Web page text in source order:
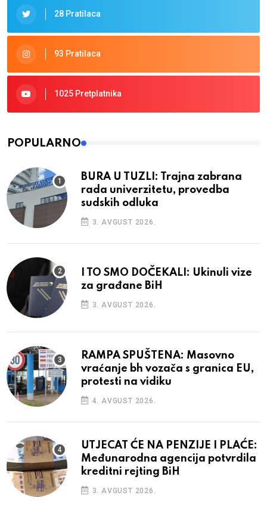
28 Pratilaca
93 Pratilaca
1025 Pretplatnika
POPULARNO
BURA U TUZLI: Trajna zabrana
rada univerzitetu, provedba
sudskih odluka
3. AVGUST 2026.
I TO SMO DOČEKALI: Ukinuli vize
za građane BiH
3. AVGUST 2026.
RAMPA SPUŠTENA: Masovno
vraćanje bh vozača s granica EU,
protesti na vidiku
4. AVGUST 2026.
UTJECAT ĆE NA PENZIJE I PLAĆE:
Međunarodna agencija potvrdila
kreditni rejting BiH
3. AVGUST 2026.